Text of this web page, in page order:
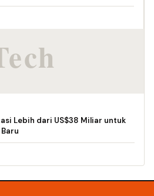
Lebih dari US$38 Miliar untuk